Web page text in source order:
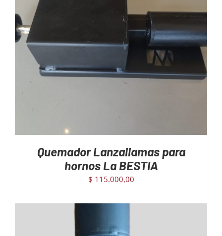
AGREGAR AL CARRITO DETAILS
Quemador Lanzallamas para
hornos La BESTIA
$ 115.000,00